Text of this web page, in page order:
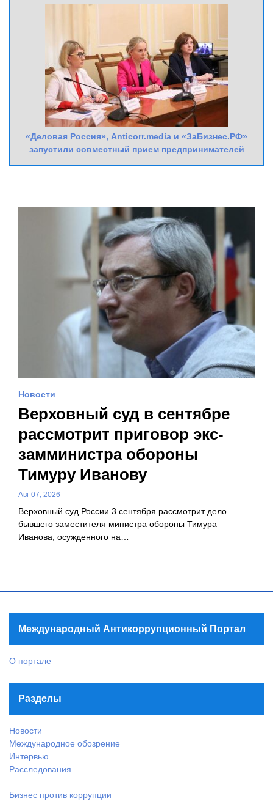
«Деловая Россия», Anticorr.media и «ЗаБизнес.РФ»
запустили совместный прием предпринимателей
Новости
Верховный суд в сентябре
рассмотрит приговор экс-
замминистра обороны
Тимуру Иванову
Авг 07, 2026
Верховный суд России 3 сентября рассмотрит дело
бывшего заместителя министра обороны Тимура
Иванова, осужденного на…
Международный Антикоррупционный Портал
О портале
Разделы
Новости
Международное обозрение
Интервью
Расследования
Бизнес против коррупции